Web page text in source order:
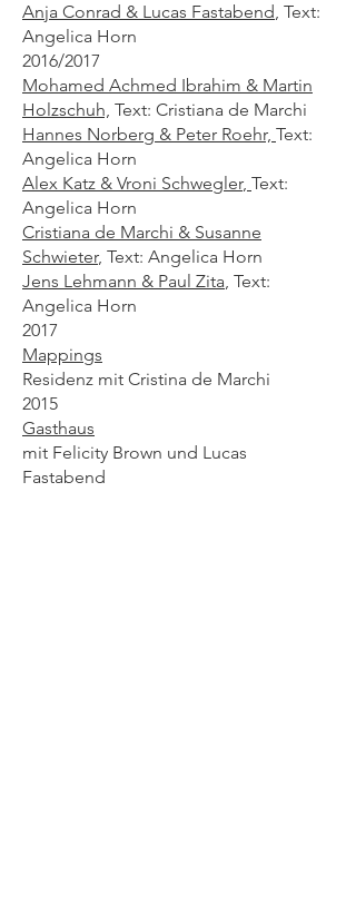
Anja Conrad & Lucas Fastabend, Text:
Angelica Horn
2016/2017
Mohamed Achmed Ibrahim & Martin
Holzschuh, Text: Cristiana de Marchi
Hannes Norberg & Peter Roehr, Text:
Angelica Horn
Alex Katz & Vroni Schwegler, Text:
Angelica Horn
Cristiana de Marchi & Susanne
Schwieter, Text: Angelica Horn
Jens Lehmann & Paul Zita, Text:
Angelica Horn
2017
Mappings
Residenz mit Cristina de Marchi
2015
Gasthaus
mit Felicity Brown und Lucas
Fastabend